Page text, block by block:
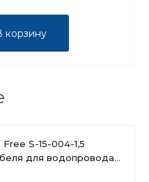
корзину
S-15-004-1,5
для водопровода